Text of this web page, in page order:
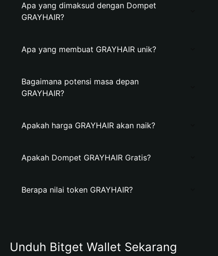
Apa yang dimaksud dengan Dompet
GRAYHAIR?
Apa yang membuat GRAYHAIR unik?
Bagaimana potensi masa depan
GRAYHAIR?
Apakah harga GRAYHAIR akan naik?
Apakah Dompet GRAYHAIR Gratis?
Berapa nilai token GRAYHAIR?
Unduh Bitget Wallet Sekarang